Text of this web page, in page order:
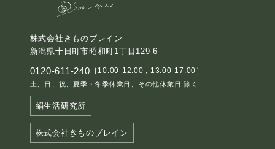
株式会社きものブレイン
新潟県十日町市昭和町1丁目129-6
0120-611-240 ［10:00-12:00 , 13:00-17:00］
土、日、祝、夏季・冬季休業日、その他休業日 除く
絹生活研究所
株式会社きものブレイン